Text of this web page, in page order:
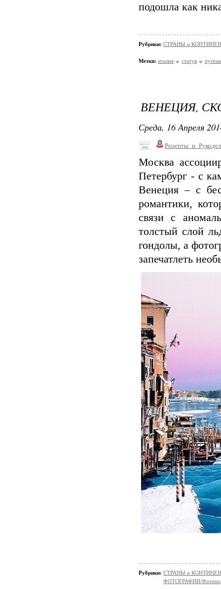
подошла как
Рубрики: СТРАНЫ и
Метки: италия статуя
ВЕНЕЦИЯ,
Среда, 16 Апреля
Москва
Петербург - с
Венеция – с
романтики,
связи с
толстый слой
гондолы, а
запечатлеть
Рубрики: СТРАНЫ и
ФОТОГРАФИИ/